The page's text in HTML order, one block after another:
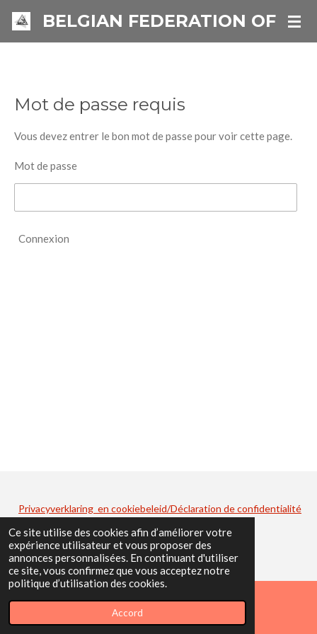
Ce site utilise des cookies afin d’améliorer votre
expérience utilisateur et vous proposer des
annonces personnalisées. En continuant d'utiliser
ce site, vous confirmez que vous acceptez notre
politique d’utilisation des cookies.
Accord
Passer
BELGIAN FEDERATION OF
Mot de passe requis
Vous devez entrer le bon mot de passe pour voir cette page.
Mot de passe
Connexion
Privacyverklaring en cookiebeleid/Déclaration de confidentialité
.